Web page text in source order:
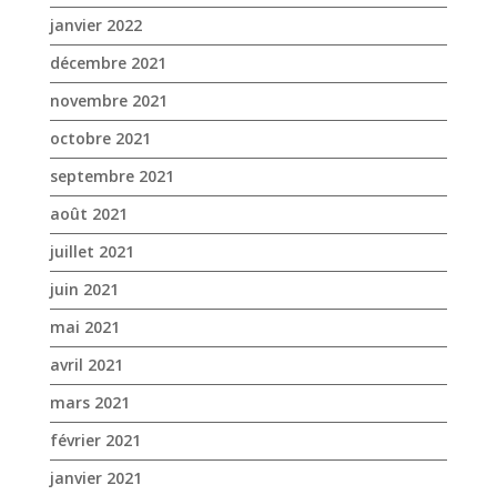
janvier 2022
décembre 2021
novembre 2021
octobre 2021
septembre 2021
août 2021
juillet 2021
juin 2021
mai 2021
avril 2021
mars 2021
février 2021
janvier 2021